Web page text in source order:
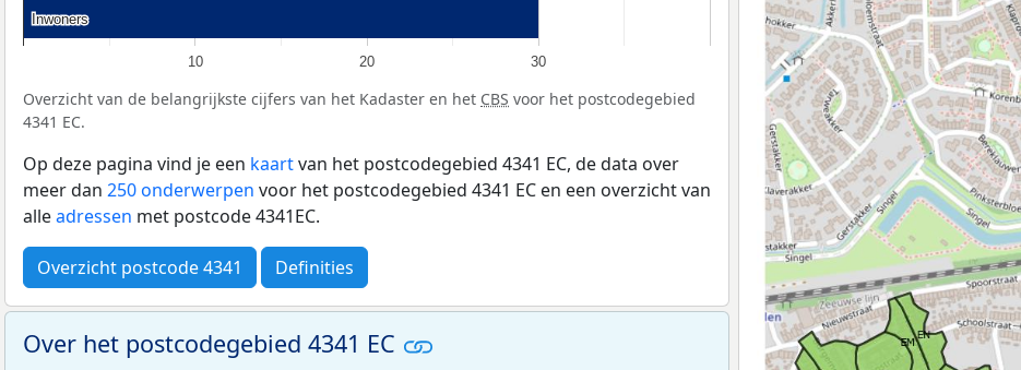
10 20 30
Inwoners
Inwoners
Overzicht van de belangrijkste cijfers van het Kadaster en het CBS voor het postcodegebied
4341 EC.
Op deze pagina vind je een kaartvan het postcodegebied 4341 EC, de data over
meer dan 250 onderwerpen voor het postcodegebied 4341 EC en een overzicht van
alleadressen met postcode 4341EC.
Overzicht postcode 4341 Definities
Over het postcodegebied 4341 EC